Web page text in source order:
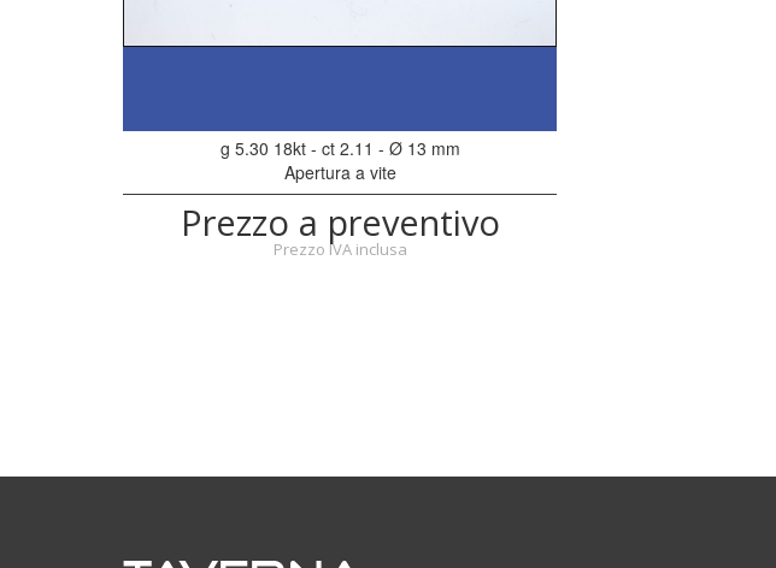
g 5.30 18kt - ct 2.11 - Ø 13 mm
Apertura a vite
Prezzo a preventivo
Prezzo IVA inclusa